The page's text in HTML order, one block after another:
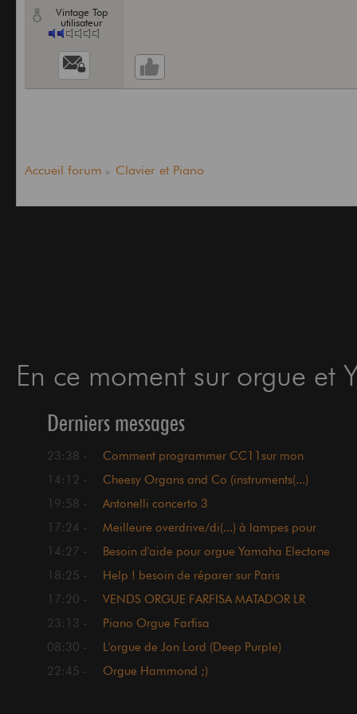
Vintage Top
utilisateur
Accueil forum Clavier et Piano
En ce moment sur orgue et
Derniers messages
23:38 -
Comment programmer CC11sur mon
14:12 -
Cheesy Organs and Co (instruments(...)
19:58 -
Antonelli concerto 3
17:24 -
Meilleure overdrive/di(...) à lampes pour
14:27 -
Besoin d'aide pour orgue Yamaha Electone
18:25 -
Help ! besoin de réparer sur Paris
17:20 -
VENDS ORGUE FARFISA MATADOR LR
23:13 -
Piano Orgue Farfisa
08:30 -
L'orgue de Jon Lord (Deep Purple)
22:45 -
Orgue Hammond ;)